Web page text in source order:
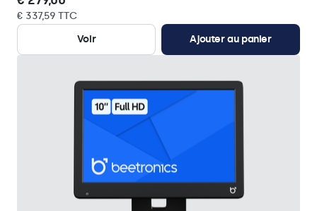
€ 337,59 TTC
Voir
Ajouter au panier